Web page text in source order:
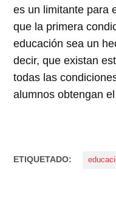
es un limitante para
que la primera
educación sea un
decir, que existan
todas las
alumnos obtengan
ETIQUETADO: